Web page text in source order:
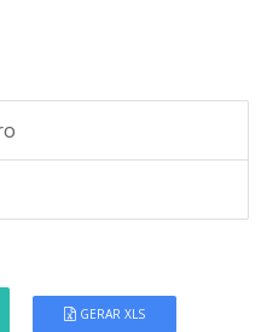
GERAR XLS